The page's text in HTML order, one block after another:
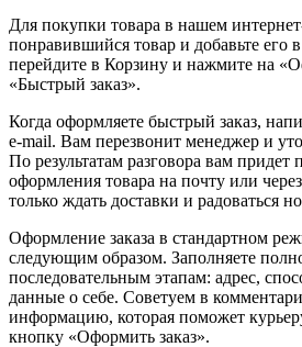
Для покупки товара в нашем
понравившийся товар и добавьте его
перейдите в Корзину и нажмите на
«Быстрый заказ».
Когда оформляете быстрый заказ,
e-mail. Вам перезвонит менеджер и
По результатам разговора вам придет
оформления товара на почту или
только ждать доставки и радоваться
Оформление заказа в стандартном
следующим образом. Заполняете
последовательным этапам: адрес,
данные о себе. Советуем в
информацию, которая поможет
кнопку «Оформить заказ».